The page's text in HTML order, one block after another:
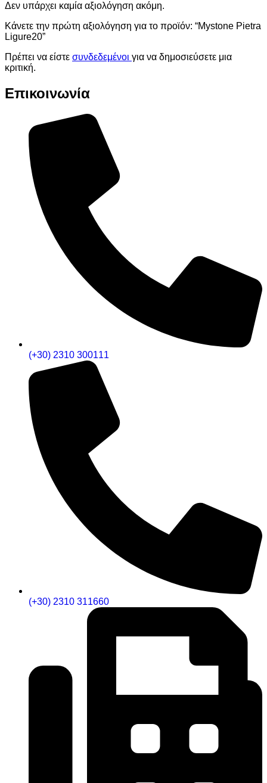
Δεν υπάρχει καμία αξιολόγηση ακόμη.
Κάνετε την πρώτη αξιολόγηση για το προϊόν: “Mystone Pietra
Ligure20”
Πρέπει να είστε συνδεδεμένοι για να δημοσιεύσετε μια
κριτική.
Επικοινωνία
(+30) 2310 300111
(+30) 2310 311660